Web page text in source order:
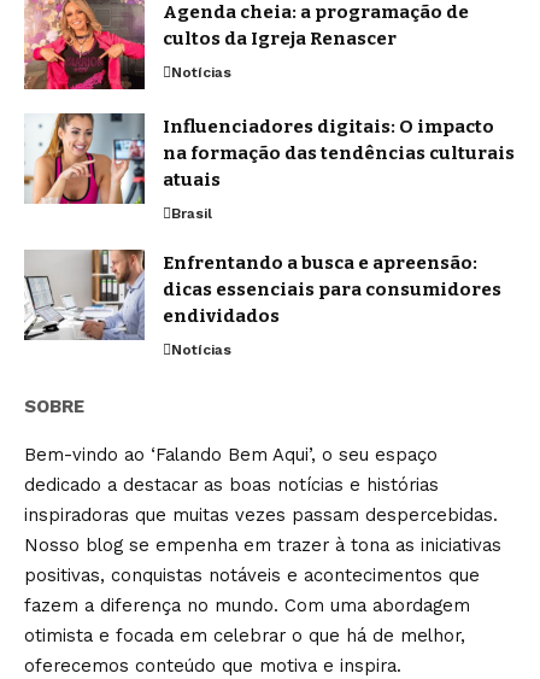
Agenda cheia: a programação de
cultos da Igreja Renascer
Notícias
Influenciadores digitais: O impacto
na formação das tendências culturais
atuais
Brasil
Enfrentando a busca e apreensão:
dicas essenciais para consumidores
endividados
Notícias
SOBRE
Bem-vindo ao ‘Falando Bem Aqui’, o seu espaço
dedicado a destacar as boas notícias e histórias
inspiradoras que muitas vezes passam despercebidas.
Nosso blog se empenha em trazer à tona as iniciativas
positivas, conquistas notáveis e acontecimentos que
fazem a diferença no mundo. Com uma abordagem
otimista e focada em celebrar o que há de melhor,
oferecemos conteúdo que motiva e inspira.